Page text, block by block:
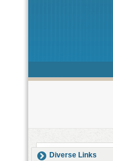
Diverse Links